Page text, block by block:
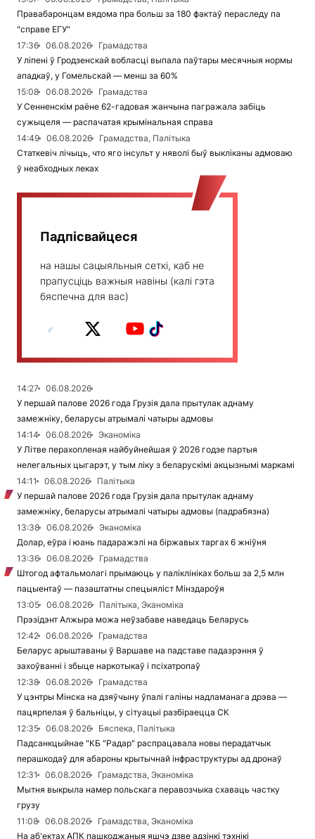
Правабаронцам вядома пра больш за 180 фактаў пераследу па
"справе ЕГУ"
17:36
06.08.2026
Грамадства
У ліпені ў Гродзенскай вобласці выпала паўтары месячныя нормы
ападкаў, у Гомельскай — менш за 60%
15:08
06.08.2026
Грамадства
У Сенненскім раёне 62-гадовая жанчына пагражала забіць
сужыцеля — распачатая крымінальная справа
14:49
06.08.2026
Грамадства, Палітыка
Статкевіч лічыць, что яго інсульт у няволі быў выкліканы адмоваю
ў неабходных леках
Падпісвайцеся
на нашы сацыяльныя сеткі, каб не
прапусціць важныя навіны (калі гэта
бяспечна для вас)
14:27
06.08.2026
У першай палове 2026 года Грузія дала прытулак аднаму
замежніку, беларусы атрымалі чатыры адмовы
14:14
06.08.2026
Эканоміка
У Літве перахопленая найбуйнейшая ў 2026 годзе партыя
нелегальных цыгарэт, у тым ліку з беларускімі акцызнымі маркамі
14:11
06.08.2026
Палітыка
У першай палове 2026 года Грузія дала прытулак аднаму
замежніку, беларусы атрымалі чатыры адмовы (падрабязна)
13:38
06.08.2026
Эканоміка
Долар, еўра і юань падаражэлі на біржавых таргах 6 жніўня
13:36
06.08.2026
Грамадства
Штогод афтальмолагі прымаюць у паліклініках больш за 2,5 млн
пацыентаў — пазаштатны спецыяліст Мінздароўя
13:05
06.08.2026
Палітыка, Эканоміка
Прэзідэнт Алжыра можа неўзабаве наведаць Беларусь
12:42
06.08.2026
Грамадства
Беларус арыштаваны ў Варшаве на падставе падазрэння ў
захоўванні і збыце наркотыкаў і псіхатропаў
12:38
06.08.2026
Грамадства
У цэнтры Мінска на дзяўчыну ўпалі галіны надламанага дрэва —
пацярпелая ў бальніцы, у сітуацыі разбіраецца СК
12:35
06.08.2026
Бяспека, Палітыка
Падсанкцыйнае "КБ "Радар" распрацавала новы перадатчык
перашкодаў для абароны крытычнай інфраструктуры ад дронаў
12:31
06.08.2026
Грамадства, Эканоміка
Мытня выкрыла намер польскага перавозчыка схаваць частку
грузу
11:08
06.08.2026
Грамадства, Эканоміка
На аб'ектах АПК пашкоджаныя яшчэ дзве адзінкі тэхнікі